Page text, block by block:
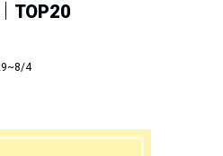
TOP20
4